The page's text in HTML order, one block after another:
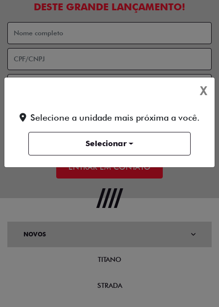
DESTE GRANDE LANÇAMENTO!
Aceito receber comunicação via e-mail
Aceito receber comunicação via celular
ENTRAR EM CONTATO
NOVOS
TITANO
STRADA
X
Selecione a unidade mais próxima a você.
Selecionar